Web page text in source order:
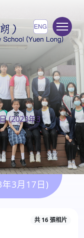
(2023年3
3月17日)
共 16 張相片